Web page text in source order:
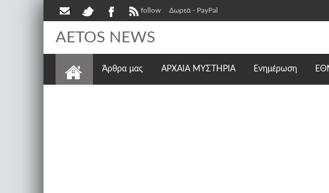
follow Δωρεά - PayPal
AETOS NEWS
Άρθρα μας ΑΡΧΑΙΑ ΜΥΣΤΗΡΙΑ Ενημέρωση